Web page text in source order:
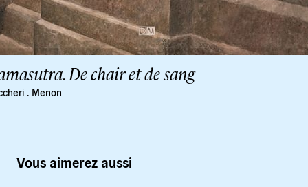
De chair et de sang
. Menon
Vous aimerez aussi